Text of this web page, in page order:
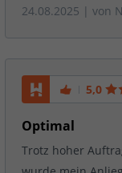
24.08.2025 | von
5,0
Optimal
Trotz hoher